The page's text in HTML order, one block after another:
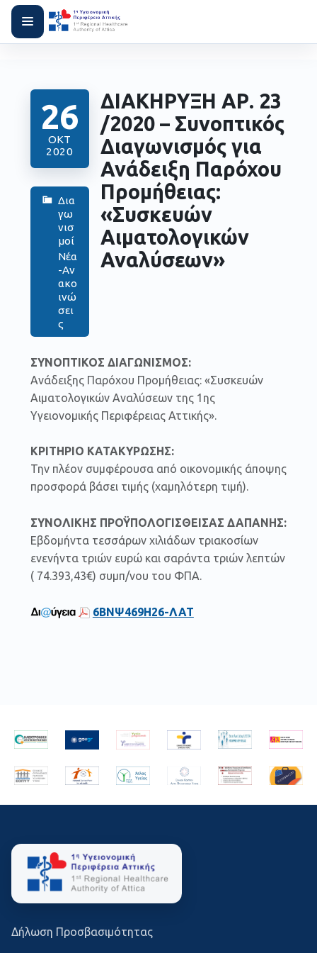
26
ΟΚΤ
2020
Δια
γω
νισ
μοί
Νέα
-Αν
ακο
ινώ
σει
ς
ΔΙΑΚΗΡΥΞΗ ΑΡ. 23
/2020 – Συνοπτικός
Διαγωνισμός για
Ανάδειξη Παρόχου
Προμήθειας:
«Συσκευών
Αιματολογικών
Αναλύσεων»
ΣΥΝΟΠΤΙΚΟΣ ΔΙΑΓΩΝΙΣΜΟΣ:
Ανάδειξης Παρόχου Προμήθειας: «Συσκευών
Αιματολογικών Αναλύσεων της 1ης
Υγειονομικής Περιφέρειας Αττικής».
ΚΡΙΤΗΡΙΟ ΚΑΤΑΚΥΡΩΣΗΣ:
Την πλέον συμφέρουσα από οικονομικής άποψης
προσφορά βάσει τιμής (χαμηλότερη τιμή).
ΣΥΝΟΛΙΚΗΣ ΠΡΟΫΠΟΛΟΓΙΣΘΕΙΣΑΣ ΔΑΠΑΝΗΣ:
Εβδομήντα τεσσάρων χιλιάδων τριακοσίων
ενενήντα τριών ευρώ και σαράντα τριών λεπτών
( 74.393,43€) συμπ/νου του ΦΠΑ.
6ΒΝΨ469Η26-ΛΑΤ
Δήλωση Προσβασιμότητας